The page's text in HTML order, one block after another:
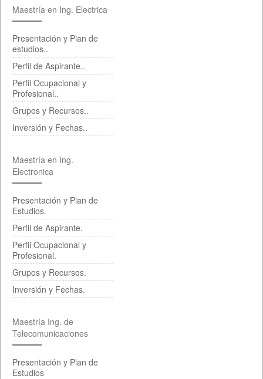
Maestría en Ing. Electrica
Presentación y Plan de
estudios..
Perfil de Aspirante..
Perfil Ocupacional y
Profesional..
Grupos y Recursos..
Inversión y Fechas..
Maestría en Ing.
Electronica
Presentación y Plan de
Estudios.
Perfil de Aspirante.
Perfil Ocupacional y
Profesional.
Grupos y Recursos.
Inversión y Fechas.
Maestría Ing. de
Telecomunicaciones
Presentación y Plan de
Estudios